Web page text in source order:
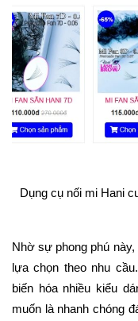
Dụng cụ nối mi Hani
Nhờ sự phong phú
lựa chọn theo nhu
biến hóa nhiều kiểu
muốn là nhanh chóng